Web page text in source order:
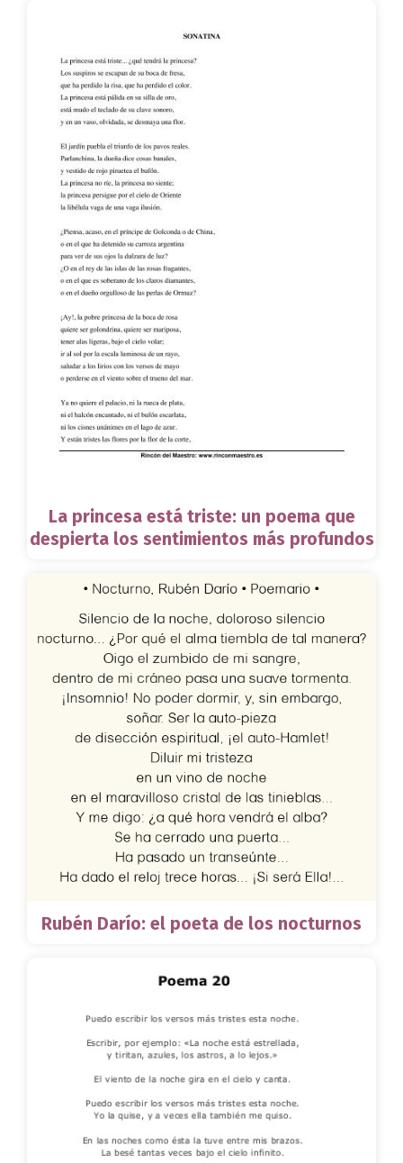
La princesa está triste: un poema que
despierta los sentimientos más profundos
Rubén Darío: el poeta de los nocturnos